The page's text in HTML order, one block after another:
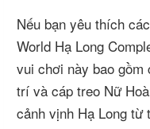
Nếu bạn yêu thích
World Hạ Long
vui chơi này bao
trí và cáp treo Nữ
cảnh vịnh Hạ Long